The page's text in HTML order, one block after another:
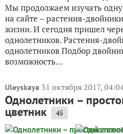
Мы продолжаем изучать
на сайте – растения-
жизни. И сегодня пришел
однолетников. Растения-
однолетников Подбор
возможность...
Uleyskaya 31 октября 2017,
Однолетники –
цветник 45